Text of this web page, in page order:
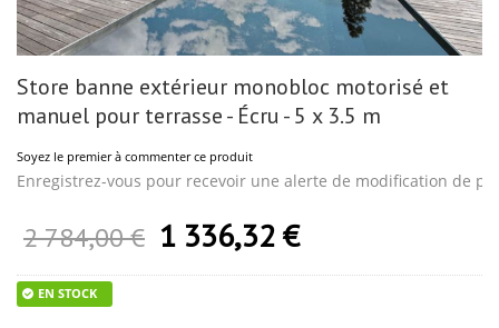
Store banne extérieur monobloc motorisé et
manuel pour terrasse - Écru - 5 x 3.5 m
Soyez le premier à commenter ce produit
Enregistrez-vous pour recevoir une alerte de modification de
2 784,00 € Prix Spécial
1 336,32 €
EN STOCK
to
beginning
the
images
gallery